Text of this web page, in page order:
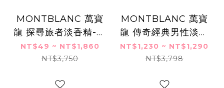
MONTBLANC 萬寶
龍 探尋旅者淡香精-多
款-公司貨
NT$49 ~ NT$1,860
NT$3,750
MONTBLANC 萬寶
龍 傳奇經典男性淡香
水 Legend(100ml)
EDT-國際航空版
NT$1,230 ~ NT$1,290
NT$3,798